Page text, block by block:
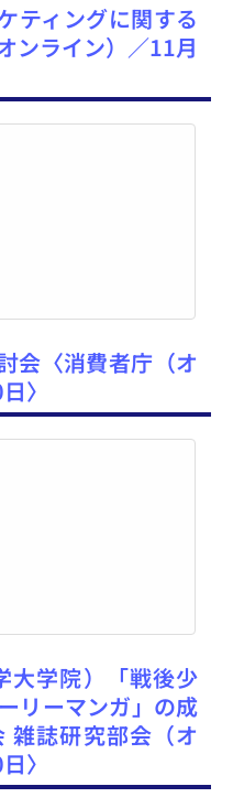
ティングに関する
ンライン）／11月
会〈消費者庁（オ
〉
大学院）「戦後少
リーマンガ」の成
雑誌研究部会（オ
〉